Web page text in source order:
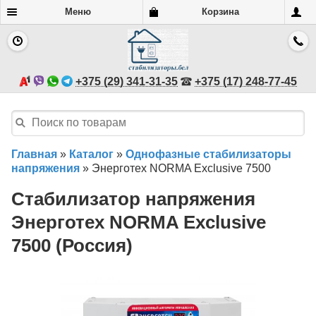
Меню Корзина
+375 (29) 341-31-35 +375 (17) 248-77-45
Главная » Каталог » Однофазные стабилизаторы
напряжения » Энерготех NORMA Exclusive 7500
Стабилизатор напряжения
Энерготех NORMA Exclusive
7500 (Россия)